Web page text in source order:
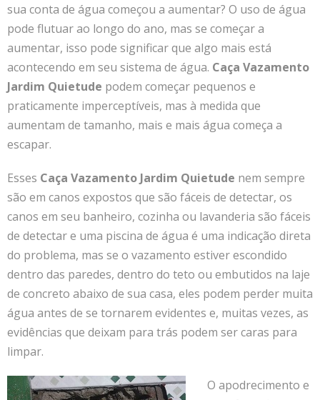
sua conta de água começou a aumentar? O uso de água
pode flutuar ao longo do ano, mas se começar a
aumentar, isso pode significar que algo mais está
acontecendo em seu sistema de água. Caça Vazamento
Jardim Quietude podem começar pequenos e
praticamente imperceptíveis, mas à medida que
aumentam de tamanho, mais e mais água começa a
escapar.
Esses Caça Vazamento Jardim Quietude nem sempre
são em canos expostos que são fáceis de detectar, os
canos em seu banheiro, cozinha ou lavanderia são fáceis
de detectar e uma piscina de água é uma indicação direta
do problema, mas se o vazamento estiver escondido
dentro das paredes, dentro do teto ou embutidos na laje
de concreto abaixo de sua casa, eles podem perder muita
água antes de se tornarem evidentes e, muitas vezes, as
evidências que deixam para trás podem ser caras para
limpar.
O apodrecimento e